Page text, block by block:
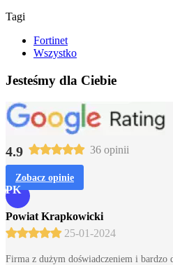
Tagi
Fortinet
Wszystko
Jesteśmy dla Ciebie
4.9 36 opinii
Zobacz opinie
PK
Powiat Krapkowicki
25-01-2024
Firma z dużym doświadczeniem i bardzo